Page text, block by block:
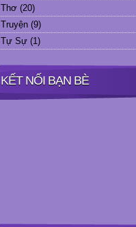
Thơ (20)
Truyện (9)
Tự Sự (1)
KẾT NỐI BẠN BÈ